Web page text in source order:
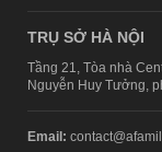
TRỤ SỞ HÀ NỘI
Tầng 21, Tòa nhà
Nguyễn Huy Tưởng,
Email: